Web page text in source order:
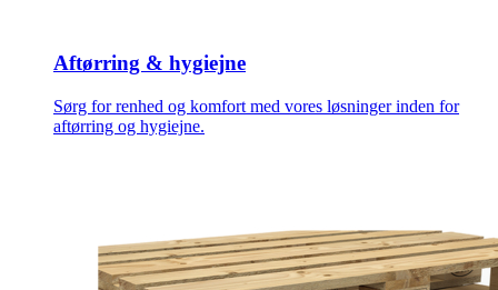
Aftørring & hygiejne
Sørg for renhed og komfort med vores løsninger inden for
aftørring og hygiejne.